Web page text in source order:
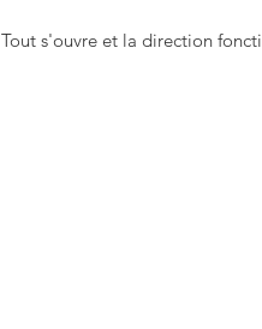
Tout s'ouvre et la direction